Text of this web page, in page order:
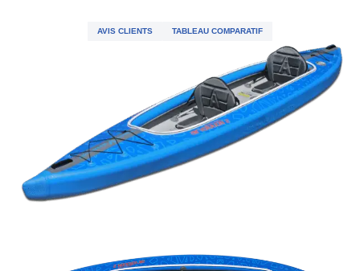
AVIS CLIENTS TABLEAU COMPARATIF